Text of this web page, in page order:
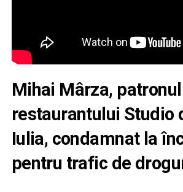
Mihai Mârza, patronul
restaurantului Studio
Iulia, condamnat la
pentru trafic de